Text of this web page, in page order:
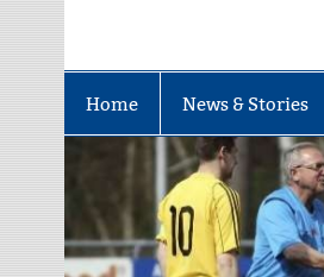
Home News & Stories